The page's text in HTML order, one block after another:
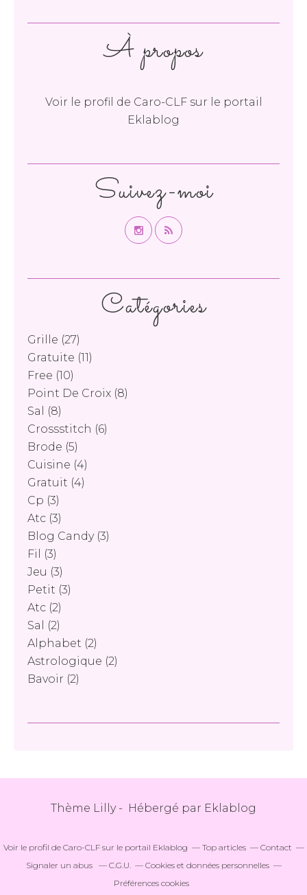
Catégories
Grille (27)
Gratuite (11)
Free (10)
Point De Croix (8)
Sal
(8)
Crossstitch (6)
Brode (5)
Cuisine (4)
Gratuit (4)
Cp (3)
Atc (3)
Blog Candy(3)
Fil
(3)
Jeu (3)
Petit (3)
Atc (2)
Sal
(2)
Alphabet (2)
Astrologique (2)
Bavoir (2)
Suivez-moi
À propos
Voir le profil de Caro-CLFsur le portail
Eklablog
Thème Lilly - Hébergé par Eklablog
Voir le profil de Caro-CLFsur le portail Eklablog Top articles
Contact
Signaler un abus
C.G.U.
Cookies et données personnelles
Préférences cookies